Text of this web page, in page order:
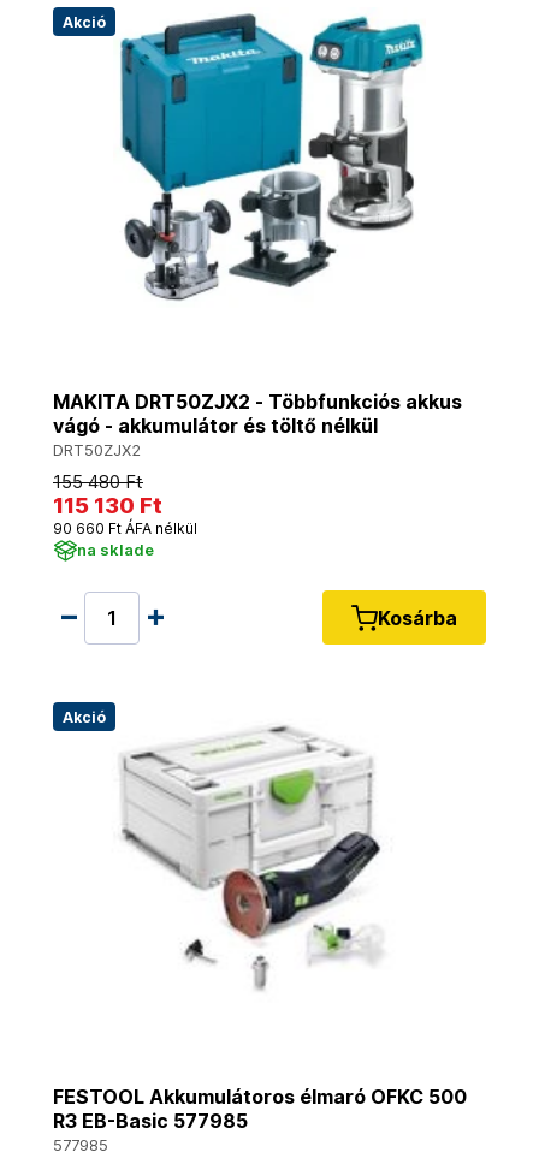
Akció
MAKITA DRT50ZJX2 - Többfunkciós akkus
vágó - akkumulátor és töltő nélkül
DRT50ZJX2
155 480 Ft
115 130 Ft
90 660 Ft ÁFA nélkül
na sklade
Kosárba
Akció
FESTOOL Akkumulátoros élmaró OFKC 500
R3 EB-Basic 577985
577985